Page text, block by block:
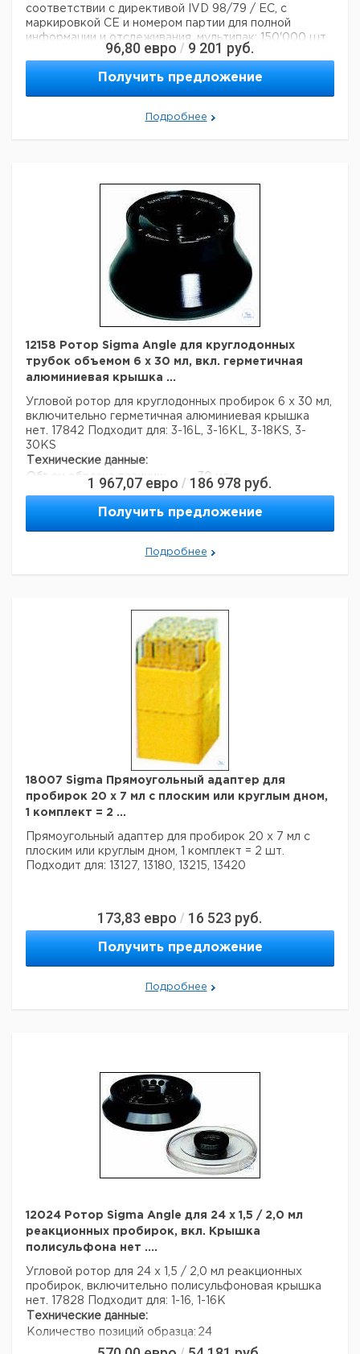
соответствии с директивой IVD 98/79 / EC, с
маркировкой CE и номером партии для полной
информации и отслеживания, мультипак: 150'000 шт.
Технические данные:
Диаметр:
10 мм
Боросиликатное стекло 3.3
Данные для перевозки (реальные данные могут
96,80 евро / 9 201 руб.
Получить предложение
Подробнее
12158 Ротор Sigma Angle для круглодонных
трубок объемом 6 x 30 мл, вкл. герметичная
алюминиевая крышка ...
Угловой ротор для круглодонных пробирок 6 х 30 мл,
включительно герметичная алюминиевая крышка
нет. 17842
Подходит для: 3-16L, 3-16KL, 3-18KS, 3-
30KS
Технические данные:
Объем образца позиции:
30 мл
Количество позиций образца:
1 967,07 евро / 186 978 руб.
Получить предложение
Подробнее
18007 Sigma Прямоугольный адаптер для
пробирок 20 х 7 мл с плоским или круглым дном,
1 комплект = 2 ...
Прямоугольный адаптер для пробирок 20 х 7 мл с
плоским или круглым дном, 1 комплект = 2 шт.
Подходит для: 13127, 13180, 13215, 13420
173,83 евро / 16 523 руб.
Получить предложение
Подробнее
12024 Ротор Sigma Angle для 24 х 1,5 / 2,0 мл
реакционных пробирок, вкл. Крышка
полисульфона нет ....
Угловой ротор для 24 х 1,5 / 2,0 мл реакционных
пробирок, включительно полисульфоновая крышка
нет. 17828
Подходит для: 1-16, 1-16K
Технические данные:
Количество позиций образца: 24